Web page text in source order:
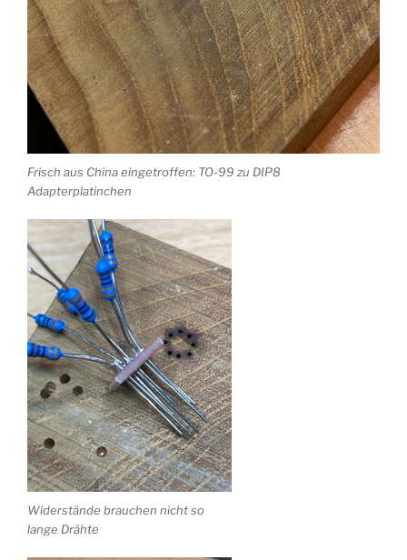
Frisch aus China eingetroffen: TO-99 zu DIP8
Adapterplatinchen
Widerstände brauchen nicht so
lange Drähte